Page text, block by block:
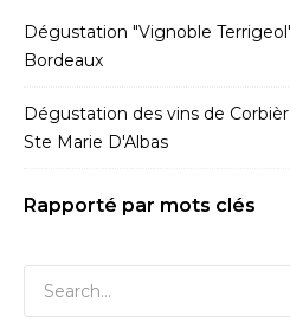
Dégustation "Vignoble
Bordeaux
Dégustation des vins de
Ste Marie D'Albas
Rapporté par mots clés